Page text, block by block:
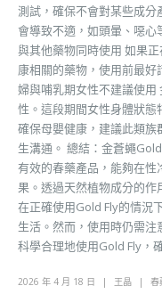
測試，確保不會對某些成分
會導致不適，如頭暈、噁心
與其他藥物同時使用 如果
康相關的藥物，使用前最
婦與哺乳期女性不建議使
性。這段期間女性身體狀
確保母嬰健康，建議此類
生溝通。 總結：金蒼蠅
有效的春藥產品，能夠在
果。透過天然植物成分的作
在正確使用Gold Fly的情況
生活。然而，使用時仍需注
科學合理地使用Gold Fly，
2026 年 4 月 18 日 王晶
春